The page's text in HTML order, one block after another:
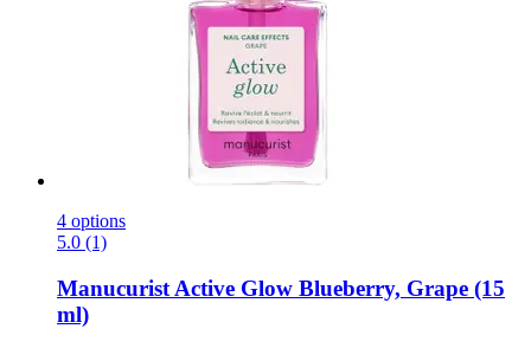
4 options
5.0 (1)
Manucurist Active Glow Blueberry, Grape (15
ml)